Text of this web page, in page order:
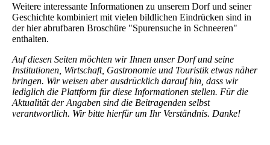
Weitere interessante Informationen zu unserem Dorf und seiner
Geschichte kombiniert mit vielen bildlichen Eindrücken sind in
der hier abrufbaren Broschüre "Spurensuche in Schneeren"
enthalten.
Auf diesen Seiten möchten wir Ihnen unser Dorf und seine
Institutionen, Wirtschaft, Gastronomie und Touristik etwas näher
bringen. Wir weisen aber ausdrücklich darauf hin, dass wir
lediglich die Plattform für diese Informationen stellen. Für die
Aktualität der Angaben sind die Beitragenden selbst
verantwortlich. Wir bitte hierfür um Ihr Verständnis. Danke!